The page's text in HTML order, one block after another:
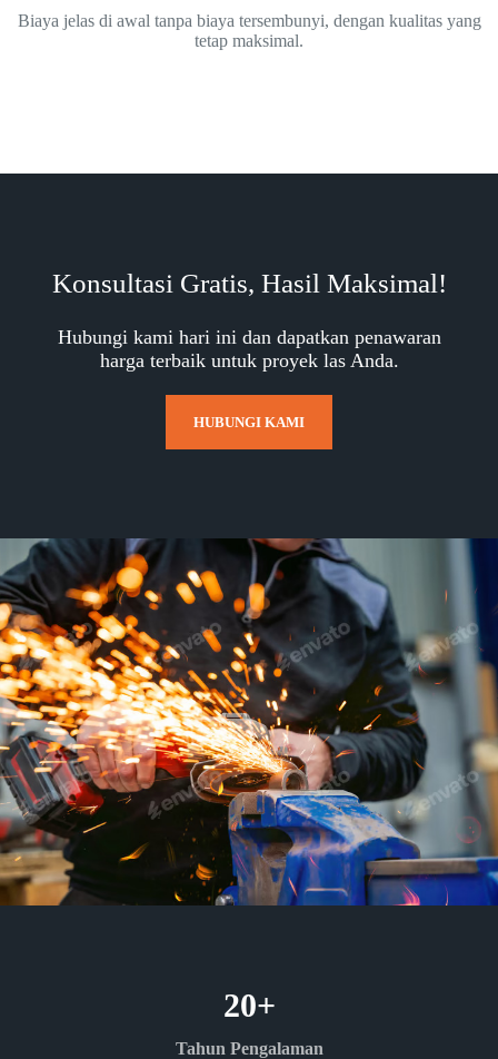
Biaya jelas di awal tanpa biaya tersembunyi, dengan kualitas yang
tetap maksimal.
Konsultasi Gratis, Hasil Maksimal!
Hubungi kami hari ini dan dapatkan penawaran
harga terbaik untuk proyek las Anda.
HUBUNGI KAMI
Tahun Pengalaman
20+